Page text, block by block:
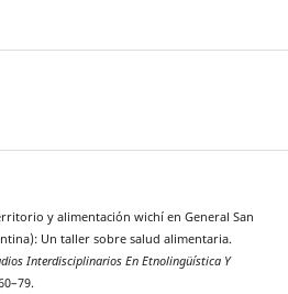
y alimentación wichí en General San
Un taller sobre salud alimentaria.
Interdisciplinarios En Etnolingüística Y